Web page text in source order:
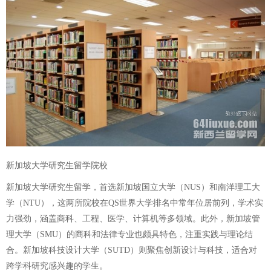
新加坡大学研究生留学院校
新加坡大学研究生留学，首选新加坡国立大学（NUS）和南洋理工大
学（NTU），这两所院校在QS世界大学排名中常年位居前列，学术实
力强劲，涵盖商科、工程、医学、计算机等多领域。此外，新加坡管
理大学（SMU）的商科和法律专业也颇具特色，注重实践与理论结
合。新加坡科技设计大学（SUTD）则聚焦创新设计与科技，适合对
跨学科研究感兴趣的学生。